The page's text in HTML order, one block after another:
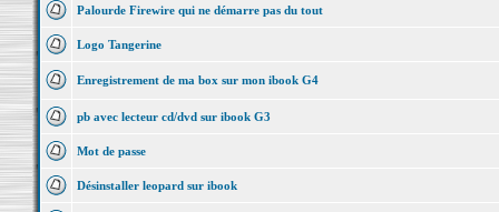
Palourde Firewire qui ne démarre pas du tout
Logo Tangerine
Enregistrement de ma box sur mon ibook G4
pb avec lecteur cd/dvd sur ibook G3
Mot de passe
Désinstaller leopard sur ibook